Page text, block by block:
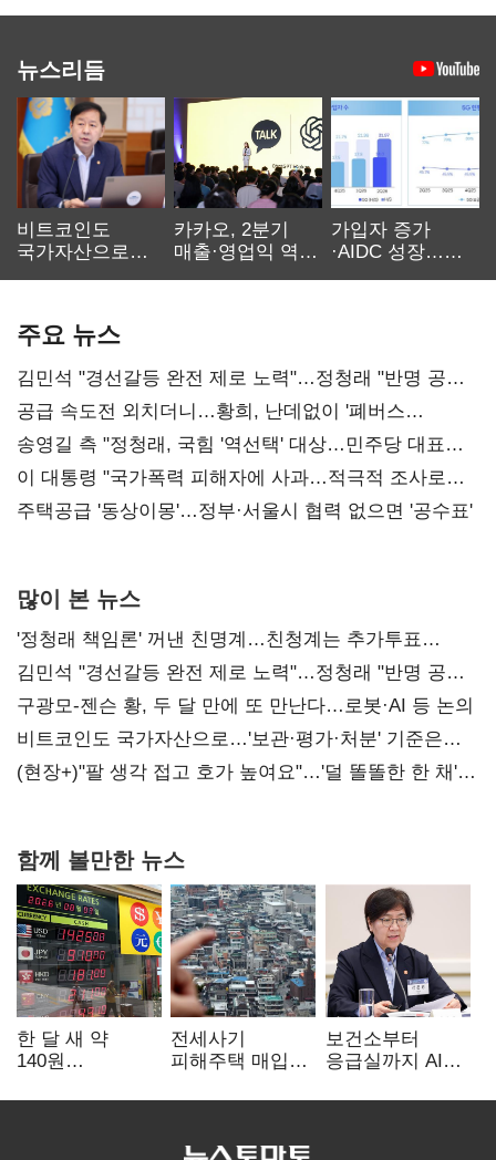
뉴스리듬
비트코인도
국가자산으로…'
카카오, 2분기
매출·영업익 역대
가입자 증가
·AIDC 성장…
주요 뉴스
김민석 "경선갈등 완전 제로 노력"…정청래 "반명 공세
사과부터"
공급 속도전 외치더니…황희, 난데없이 '폐버스
리모델링' 제안
송영길 측 "정청래, 국힘 '역선택' 대상…민주당 대표로
총선 지휘 못해"
이 대통령 "국가폭력 피해자에 사과…적극적 조사로
진실 밝혀야"
주택공급 '동상이몽'…정부·서울시 협력 없으면 '공수표'
많이 본 뉴스
'정청래 책임론' 꺼낸 친명계…친청계는 추가투표
때리기
김민석 "경선갈등 완전 제로 노력"…정청래 "반명 공세
사과부터"
구광모-젠슨 황, 두 달 만에 또 만난다…로봇·AI 등 논의
비트코인도 국가자산으로…'보관·평가·처분' 기준은
숙제
(현장+)"팔 생각 접고 호가 높여요"…'덜 똘똘한 한 채'
함께 볼만한 뉴스
한 달 새 약
140원
엔저'에 원화
전세사기
피해주택 매입
누적 피해자
보건소부터
응급실까지 AI
혁신 본격화